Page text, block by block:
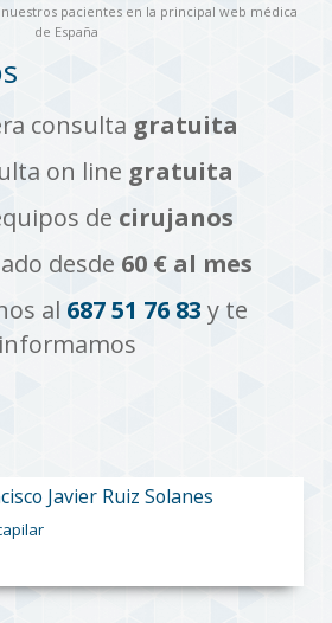
pacientes en la principal web médica
de España
consulta gratuita
on line gratuita
de cirujanos
desde 60 € al mes
al 687 51 76 83 y te
informamos
Javier Ruiz Solanes